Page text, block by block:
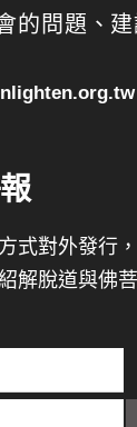
的問題、
式對外發行
解脫道與佛